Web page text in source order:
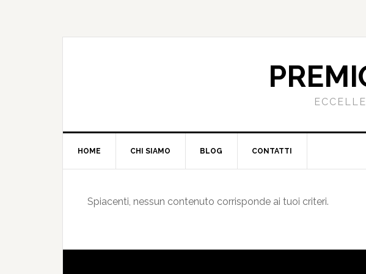
HOME CHI SIAMO BLOG CONTATTI
Spiacenti, nessun contenuto corrisponde ai tuoi criteri.